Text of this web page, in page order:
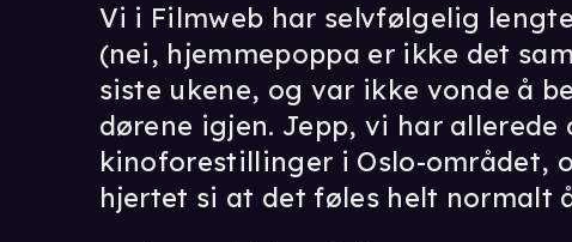
Vi i Filmweb har selvfølgelig
(nei, hjemmepoppa er ikke det
siste ukene, og var ikke vonde å
dørene igjen. Jepp, vi har
kinoforestillinger i Oslo-området,
hjertet si at det føles helt normalt